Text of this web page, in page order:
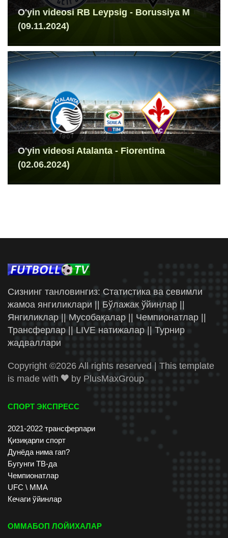
O'yin videosi RB Leypsig - Borussiya M
(09.11.2024)
O'yin videosi Atalanta - Fiorentina
(02.06.2024)
Сизнинг танловингиз: Статистика ва севимли
жамоа янгиликлари || Бўлажак ўйинлар ||
Янгиликлар || Мусобақалар || Чемпионатлар ||
Трансферлар || LIVE натижалар || Турнир
жадваллари
Copyright ©2026 All rights reserved | This template
is made with
by PlusMaxGroup
СПОРТ ЭКСПРЕСС
2021-2022 трансферлари
Қизиқарли спорт
Дунёда нима гап?
Бугунги ТВ-да
Чемпионатлар
UFC \ ММА
Кечаги ўйинлар
ОММАБОП ЛОЙИХАЛАР